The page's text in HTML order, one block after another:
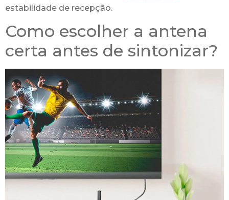
estabilidade de recepção.
Como escolher a antena
certa antes de sintonizar?